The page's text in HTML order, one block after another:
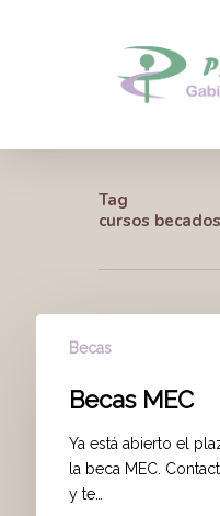
Tag
cursos becados
Becas
Becas MEC
Ya está abierto el
la beca MEC.
y te…